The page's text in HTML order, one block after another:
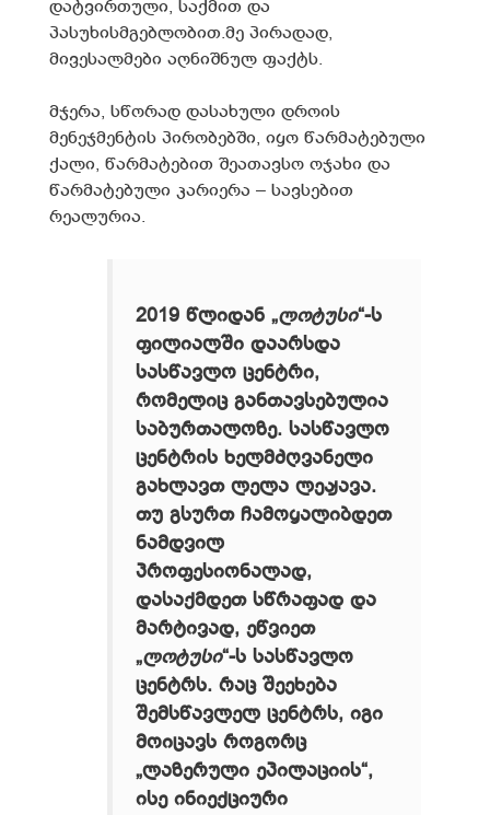
დატვირთული, საქმით და
პასუხისმგებლობით.მე პირადად,
მივესალმები აღნიშნულ ფაქტს.
მჯერა, სწორად დასახული დროის
მენეჯმენტის პირობებში, იყო წარმატებული
ქალი, წარმატებით შეათავსო ოჯახი და
წარმატებული კარიერა – სავსებით
რეალურია.
2019 წლიდან „ლოტუსი“-ს
ფილიალში დაარსდა
სასწავლო ცენტრი,
რომელიც განთავსებულია
საბურთალოზე. სასწავლო
ცენტრის ხელმძღვანელი
გახლავთ ლელა ლეჟავა.
თუ გსურთ ჩამოყალიბდეთ
ნამდვილ
პროფესიონალად,
დასაქმდეთ სწრაფად და
მარტივად, ეწვიეთ
„ლოტუსი“-ს სასწავლო
ცენტრს. რაც შეეხება
შემსწავლელ ცენტრს, იგი
მოიცავს როგორც
„ლაზერული ეპილაციის“,
ისე ინიექციური